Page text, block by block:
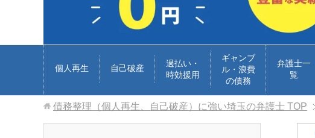
個人再生 自己破産
過払い・
時効援用
ギャンブ
ル・浪費
の債務
弁護士一
覧
債務整理（個人再生、自己破産）に強い埼玉の弁護士 TOP